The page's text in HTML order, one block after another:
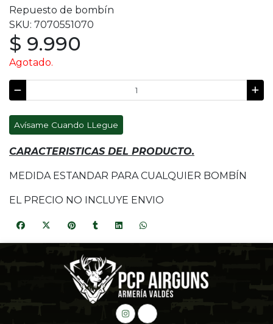
Repuesto de bombín
SKU: 7070551070
$ 9.990
Agotado.
Avísame Cuando LLegue
CARACTERISTICAS DEL PRODUCTO.
MEDIDA ESTANDAR PARA CUALQUIER BOMBÍN
EL PRECIO NO INCLUYE ENVIO